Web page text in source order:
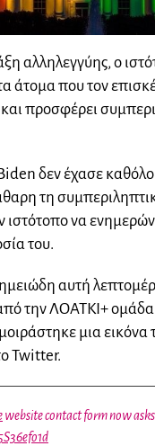
αλληλεγγύης, ο
άτομα που τον
προσφέρει
δεν έχασε
τη
ιστότοπο να
του.
αυτή
την ΛΟΑΤΚΙ+
μια εικόνα
Twitter.
website contact form now